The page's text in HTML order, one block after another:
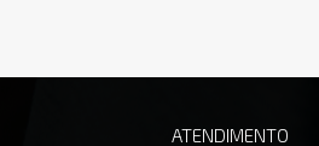
ATENDIMENTO